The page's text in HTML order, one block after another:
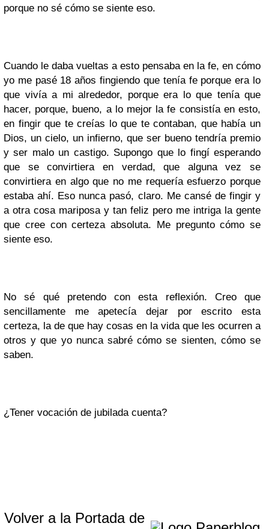
porque no sé cómo se siente eso.
Cuando le daba vueltas a esto pensaba en la fe, en cómo
yo me pasé 18 años fingiendo que tenía fe porque era lo
que vivía a mi alrededor, porque era lo que tenía que
hacer, porque, bueno, a lo mejor la fe consistía en esto,
en fingir que te creías lo que te contaban, que había un
Dios, un cielo, un infierno, que ser bueno tendría premio
y ser malo un castigo. Supongo que lo fingí esperando
que se convirtiera en verdad, que alguna vez se
convirtiera en algo que no me requería esfuerzo porque
estaba ahí. Eso nunca pasó, claro. Me cansé de fingir y
a otra cosa mariposa y tan feliz pero me intriga la gente
que cree con certeza absoluta. Me pregunto cómo se
siente eso.
No sé qué pretendo con esta reflexión. Creo que
sencillamente me apetecía dejar por escrito esta
certeza, la de que hay cosas en la vida que les ocurren a
otros y que yo nunca sabré cómo se sienten, cómo se
saben.
¿Tener vocación de jubilada cuenta?
Volver a la Portada de